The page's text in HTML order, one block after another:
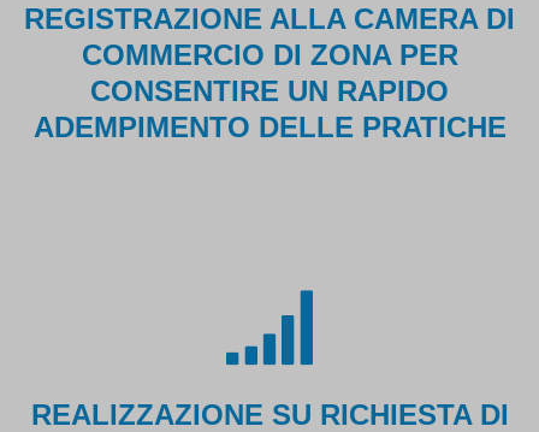
REGISTRAZIONE ALLA CAMERA DI
COMMERCIO DI ZONA PER
CONSENTIRE UN RAPIDO
ADEMPIMENTO DELLE PRATICHE
REALIZZAZIONE SU RICHIESTA DI